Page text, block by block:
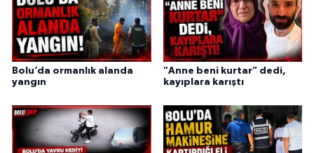
Bolu’da ormanlık alanda
yangın
"Anne beni kurtar" dedi,
kayıplara karıştı